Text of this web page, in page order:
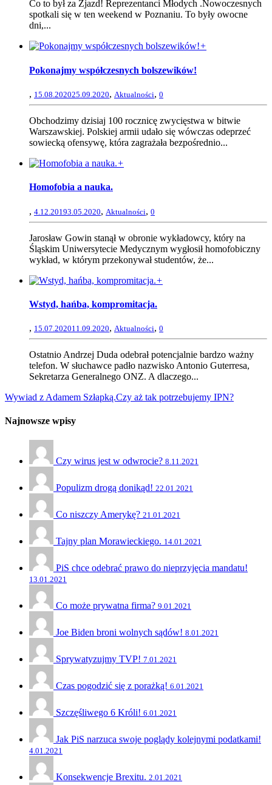
Co to był za Zjazd! Reprezentanci Młodych .Nowoczesnych
spotkali się w ten weekend w Poznaniu. To były owocne
dni,...
+
Pokonajmy współczesnych bolszewików!
, 15.08.202025.09.2020, Aktualności, 0
Obchodzimy dzisiaj 100 rocznicę zwycięstwa w bitwie
Warszawskiej. Polskiej armii udało się wówczas odeprzeć
sowiecką ofensywę, która zagrażała bezpośrednio...
+
Homofobia a nauka.
, 4.12.20193.05.2020, Aktualności, 0
Jarosław Gowin stanął w obronie wykładowcy, który na
Śląskim Uniwersytecie Medycznym wygłosił homofobiczny
wykład, w którym przekonywał studentów, że...
+
Wstyd, hańba, kompromitacja.
, 15.07.202011.09.2020, Aktualności, 0
Ostatnio Andrzej Duda odebrał potencjalnie bardzo ważny
telefon. W słuchawce padło nazwisko Antonio Guterresa,
Sekretarza Generalnego ONZ. A dlaczego...
Wywiad z Adamem Szłapką.Czy aż tak potrzebujemy IPN?
Najnowsze wpisy
Czy wirus jest w odwrocie? 8.11.2021
Populizm drogą donikąd! 22.01.2021
Co niszczy Amerykę? 21.01.2021
Tajny plan Morawieckiego. 14.01.2021
PiS chce odebrać prawo do nieprzyjęcia mandatu!
13.01.2021
Co może prywatna firma? 9.01.2021
Joe Biden broni wolnych sądów! 8.01.2021
Sprywatyzujmy TVP! 7.01.2021
Czas pogodzić się z porażką! 6.01.2021
Szczęśliwego 6 Króli! 6.01.2021
Jak PiS narzuca swoje poglądy kolejnymi podatkami!
4.01.2021
Konsekwencje Brexitu. 2.01.2021